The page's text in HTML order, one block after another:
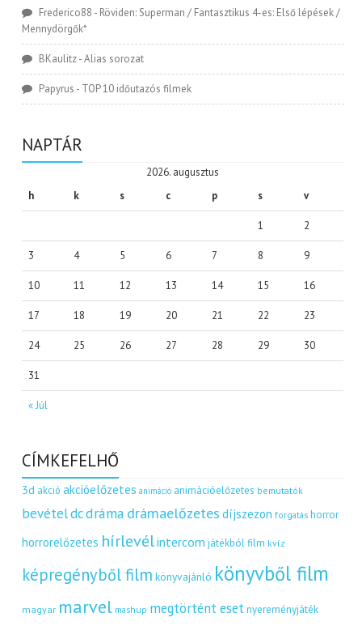
Frederico88 - Röviden: Superman / Fantasztikus 4-es: Első lépések /
Mennydörgők*
BKaulitz-Alias sorozat
Papyrus - TOP 10 időutazós filmek
NAPTÁR
2026. augusztus
h
k s c p s v
« Júl
1 2
3 4 5 6 7 8 9
10 11 12 13 14 15 16
17 18 19 20 21 22 23
24 25 26 27 28 29 30
31
CÍMKEFELHŐ
3d akció akcióelőzetes animáció animációelőzetes bemutatók
bevételdcdráma drámaelőzetes díjszezon forgatás horror
horrorelőzetes hírlevélintercom játékból film kvíz
képregényből film könyvajánló könyvből film
magyar marvel mashup megtörtént eset nyereményjáték